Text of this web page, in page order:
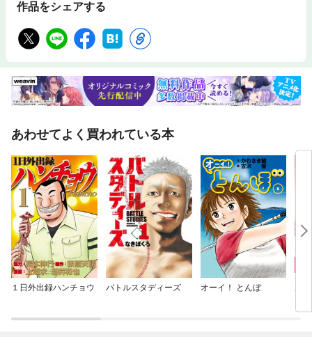
作品をシェアする
あわせてよく買われている本
１日外出録ハンチョウ バトルスタディーズ オーイ！ とんぼ あ